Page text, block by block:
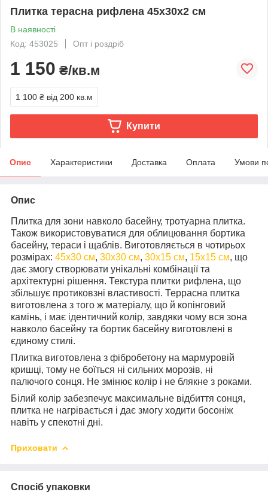
Плитка терасна рифлена 45х30х2 см
В наявності
Код: 453025
Опт і роздріб
1 150 ₴/кв.м
1 100 ₴ від 200 кв.м
Купити
Опис Характеристики Доставка Оплата Умови
Опис
Плитка для зони навколо басейну, тротуарна плитка.
Також використовуватися для облицювання бортика
басейну, тераси і щаблів. Виготовляється в чотирьох
розмірах: 45х30 см, 30х30 см, 30х15 см, 15х15 см, що
дає змогу створювати унікальні комбінації та
архітектурні рішення. Текстура плитки рифлена, що
збільшує протиковзні властивості. Террасна плитка
виготовлена з того ж матеріалу, що й копінговий
камінь, і має ідентичний колір, завдяки чому вся зона
навколо басейну та бортик басейну виготовлені в
єдиному стилі.
Плитка виготовлена з фібробетону на мармуровій
кришці, тому не боїться ні сильних морозів, ні
палючого сонця. Не змінює колір і не блякне з роками.
Білий колір забезпечує максимальне відбиття сонця,
плитка не нагрівається і дає змогу ходити босоніж
навіть у спекотні дні.
Приховати
Спосіб упаковки